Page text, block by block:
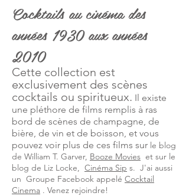
Cocktails au cinéma des
années 1930 aux années
2010
Cette collection est
exclusivement des scènes
cocktails ou spiritueux. Il existe
une pléthore de films remplis à ras
bord de scènes de champagne, de
bière, de vin et de boisson, et vous
pouvez voir plus de ces films sur le blog
de William T. Garver, Booze Movies et sur le
blog de Liz Locke, Cinéma Sip s. J'ai aussi
un Groupe Facebook appelé Cocktail
Cinema . Venez rejoindre!